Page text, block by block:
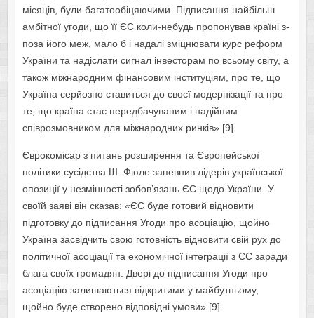
місяців, були багатообіцяючими. Підписання найбільш
амбітної угоди, що її ЄС коли-небудь пропонував країні з-
поза його меж, мало б і надалі зміцнювати курс реформ
України та надіслати сигнал інвесторам по всьому світу, а
також міжнародним фінансовим інституціям, про те, що
Україна серйозно ставиться до своєї модернізації та про
те, що країна стає передбачуваним і надійним
співрозмовником для міжнародних ринків» [9].
Єврокомісар з питань розширення та Європейської
політики сусідства Ш. Фюле запевнив лідерів української
опозиції у незмінності зобов’язань ЄС щодо України. У
своїй заяві він сказав: «ЄС буде готовий відновити
підготовку до підписання Угоди про асоціацію, щойно
Україна засвідчить свою готовність відновити свій рух до
політичної асоціації та економічної інтеграції з ЄС заради
блага своїх громадян. Двері до підписання Угоди про
асоціацію залишаються відкритими у майбутньому,
щойно буде створено відповідні умови» [9].